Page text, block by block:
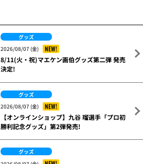
グッズ
2026/08/07 (金)
NEW!
8/11(火・祝)マエケン画伯グッズ第二弾 発売
決定!
グッズ
2026/08/07 (金)
NEW!
【オンラインショップ】九谷 瑠選手「プロ初
勝利記念グッズ」第2弾発売!
グッズ